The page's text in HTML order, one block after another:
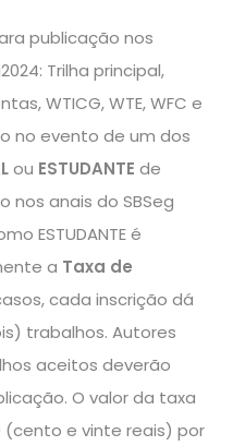
publicação nos
Trilha principal,
WTICG, WTE, WFC e
no evento de um dos
ou ESTUDANTE de
nos anais do SBSeg
ESTUDANTE é
a Taxa de
cada inscrição dá
trabalhos. Autores
aceitos deverão
O valor da taxa
(cento e vinte reais) por